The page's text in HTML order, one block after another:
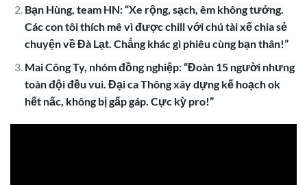
Bạn Hùng, team HN: “Xe rộng, sạch, êm không tưởng.
Các con tôi thích mê vì được chill với chú tài xế chia sẻ
chuyện về Đà Lạt. Chẳng khác gì phiêu cùng bạn thân!”
Mai Công Ty, nhóm đồng nghiệp: “Đoàn 15 người nhưng
toàn đội đều vui. Đại ca Thông xây dựng kế hoạch ok
hết nấc, không bị gấp gáp. Cực kỳ pro!”